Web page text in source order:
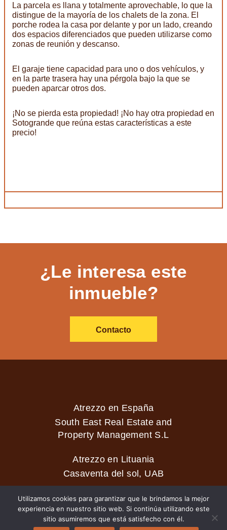
La parcela es llana y totalmente aprovechable, lo que la
distingue de la mayoría de los chalets de la zona. El
porche rodea la casa por delante y por un lado, creando
dos espacios diferenciados que pueden utilizarse como
zonas de reunión y descanso.
El garaje tiene capacidad para uno o dos vehículos, y
en la parte trasera hay una pérgola bajo la que se
pueden aparcar otros dos.
¡No se pierda esta propiedad! ¡No hay otra propiedad en
Sotogrande que reúna estas características a este
precio!
¿Le interesa este
inmueble?
Contacto
Atrezzo en España
South East Real Estate and
Property Management S.L
Atrezzo en Lituania
Casaventa del sol, UAB
2026 © Casaventa del sol
Utilizamos cookies para garantizar que le brindamos la mejor
experiencia en nuestro sitio web. Si continúa utilizando este
sitio asumiremos que está satisfecho con él.